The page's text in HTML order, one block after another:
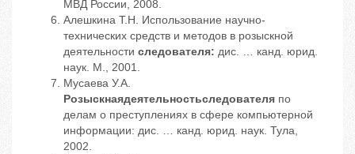
МВД России, 2008.
Алешкина Т.Н. Использование научно-
технических средств и методов в розыскной
деятельности следователя: дис. … канд. юрид.
наук. М., 2001.
Мусаева У.А.
Розыскнаядеятельностьследователя по
делам о преступлениях в сфере компьютерной
информации: дис. … канд. юрид. наук. Тула,
2002.